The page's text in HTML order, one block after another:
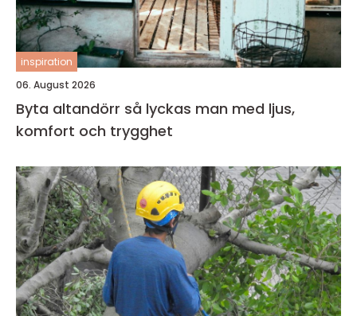
inspiration
06. August 2026
Byta altandörr så lyckas man med ljus,
komfort och trygghet